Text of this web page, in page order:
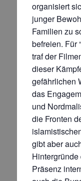
organisiert
junger
Familien zu
befreien. Für
traf der
dieser
gefährlichen
das
und
die Fronten
gibt aber
Präsenz